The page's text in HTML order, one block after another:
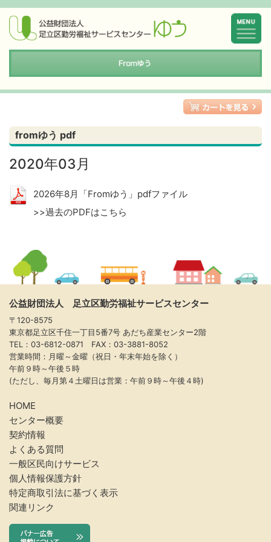
fromゆう pdf
2020年03月
2026年8月「Fromゆう」pdfファイル
>>過去のPDFはこちら
公益財団法人 足立区勤労福祉サービスセンター
〒120-8575
東京都足立区千住一丁目5番7号 あだち産業センター2階
TEL：03-6812-0871 FAX：03-3881-8052
営業時間：月曜～金曜（祝日・年末年始を除く）
午前９時～午後５時
(ただし、毎月第４土曜日は営業：午前９時～午後４時)
HOME
センター概要
契約情報
よくある質問
一般区民向けサービス
個人情報保護方針
特定商取引法に基づく表示
関連リンク